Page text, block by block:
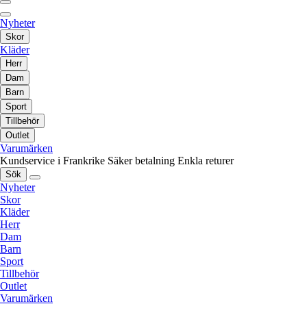
Nyheter
Skor
Kläder
Herr
Dam
Barn
Sport
Tillbehör
Outlet
Varumärken
Kundservice i Frankrike Säker betalning Enkla returer
Sök
Nyheter
Skor
Kläder
Herr
Dam
Barn
Sport
Tillbehör
Outlet
Varumärken